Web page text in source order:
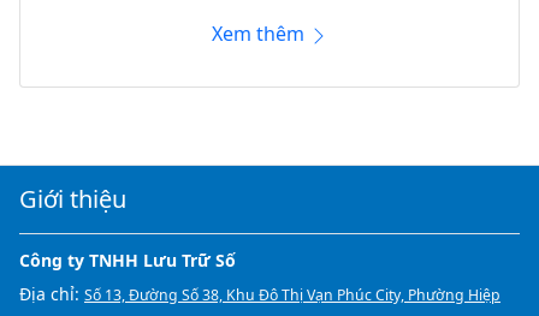
Xem thêm
Giới thiệu
Công ty TNHH Lưu Trữ Số
Địa chỉ: Số 13, Đường Số 38, Khu Đô Thị Vạn Phúc City, Phường Hiệp